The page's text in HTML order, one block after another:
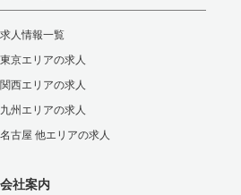
求人情報一覧
東京エリアの求人
関西エリアの求人
九州エリアの求人
名古屋 他エリアの求人
会社案内